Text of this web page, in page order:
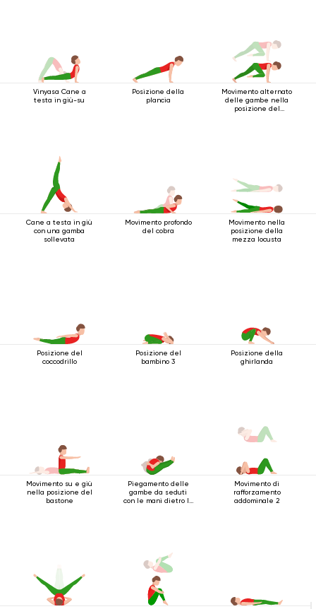
Vinyasa Cane a
testa in giù-su
Posizione della
plancia
Movimento alternato
delle gambe nella
posizione del
Cane a testa in giù
con una gamba
sollevata
Movimento profondo
del cobra
Movimento nella
posizione della
mezza locusta
Posizione del
coccodrillo
Posizione del
bambino 3
Posizione della
ghirlanda
Movimento su e giù
nella posizione del
bastone
Piegamento delle
gambe da seduti
con le mani dietro la
Movimento di
rafforzamento
addominale 2